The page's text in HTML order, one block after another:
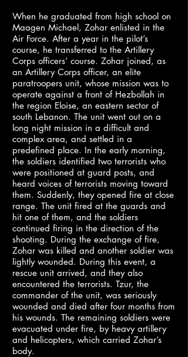
When he graduated from high school on
Maagen Michael, Zohar enlisted in the
Air Force. After a year in the pilot’s
course, he transferred to the Artillery
Corps officers’ course. Zohar joined, as
an Artillery Corps officer, an elite
paratroopers unit, whose mission was to
operate against a front of Hezbollah in
the region Eloise, an eastern sector of
south Lebanon. The unit went out on a
long night mission in a difficult and
complex area, and settled in a
predefined place. In the early morning,
the soldiers identified two terrorists who
were positioned at guard posts, and
heard voices of terrorists moving toward
them. Suddenly, they opened fire at close
range. The unit fired at the guards and
hit one of them, and the soldiers
continued firing in the direction of the
shooting. During the exchange of fire,
Zohar was killed and another soldier was
lightly wounded. During this event, a
rescue unit arrived, and they also
encountered the terrorists. Tzur, the
commander of the unit, was seriously
wounded and died after four months from
his wounds. The remaining soldiers were
evacuated under fire, by heavy artillery
and helicopters, which carried Zohar’s
body.